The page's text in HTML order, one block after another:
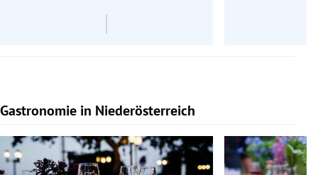
Gastronomie in Niederösterreich
Slide 1 von 15